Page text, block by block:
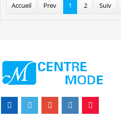
Accueil Prev 1 2 Suiv